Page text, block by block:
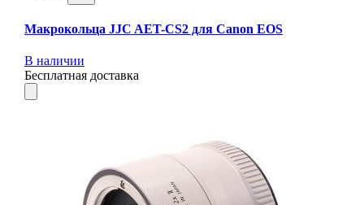
Макрокольца JJC AET-CS2 для Canon EOS
В наличии
Бесплатная доставка